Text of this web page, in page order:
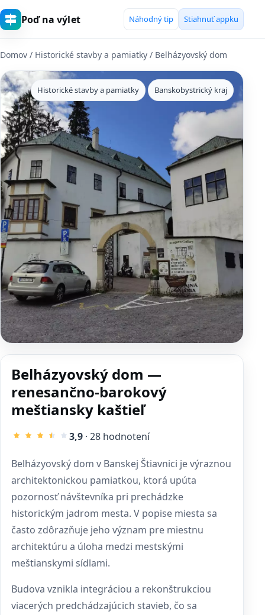
Poď na výlet Náhodný tip Stiahnuť appku
Domov / Historické stavby a pamiatky / Belházyovský dom
Historické stavby a pamiatky Banskobystrický kraj
Belházyovský dom —
renesančno-barokový
meštiansky kaštieľ
3,9 · 28 hodnotení
Belházyovský dom v Banskej Štiavnici je výraznou
architektonickou pamiatkou, ktorá upúta
pozornosť návštevníka pri prechádzke
historickým jadrom mesta. V popise miesta sa
často zdôrazňuje jeho význam pre miestnu
architektúru a úloha medzi mestskými
meštianskymi sídlami.
Budova vznikla integráciou a rekonštrukciou
viacerých predchádzajúcich stavieb, čo sa